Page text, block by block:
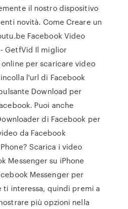
il nostro dispositivo
novità. Come Creare un
Facebook Video
GetfVid Il miglior
per scaricare video
l'url di Facebook
Download per
Puoi anche
di Facebook per
da Facebook
Scarica i video
Messenger su iPhone
Messenger per
ti interessa, quindi premi a
più opzioni nella